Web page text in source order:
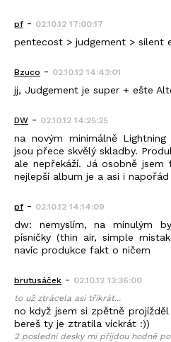
pf - 02.10.12 17:00:17
pentecost > judgement > silent
Bzuco - 02.10.12 14:43:01
jj, Judgement je super + ešte
DW - 02.10.12 14:25:25
na novým minimálně
jsou přece skvělý skladby.
ale nepřekáží. Já osobně jsem
nejlepší album je a asi i
pf - 02.10.12 14:14:09
dw: nemyslím, na minulým
písničky (thin air, simple
navíc produkce fakt o ničem
brutusáček - 02.10.12 13:36:00
to už ztrácela asi třikrát...
no když jsem si zpětně
bereš ty je ztratila víckrát :))
2 poslední desky mi přijdou hodně